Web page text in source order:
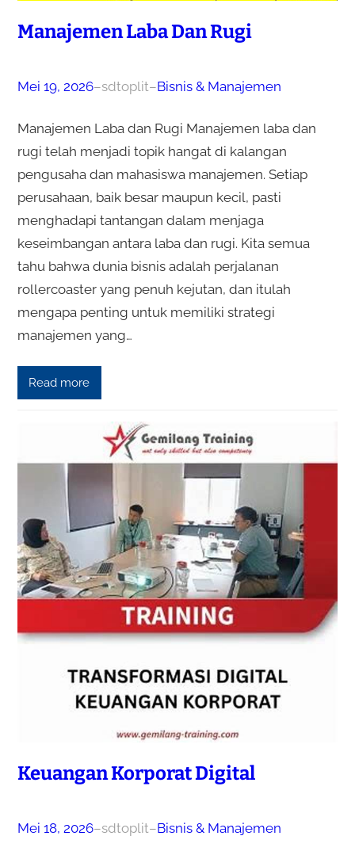
Manajemen Laba Dan Rugi
Mei 19, 2026–sdtoplit–Bisnis & Manajemen
Manajemen Laba dan Rugi Manajemen laba dan
rugi telah menjadi topik hangat di kalangan
pengusaha dan mahasiswa manajemen. Setiap
perusahaan, baik besar maupun kecil, pasti
menghadapi tantangan dalam menjaga
keseimbangan antara laba dan rugi. Kita semua
tahu bahwa dunia bisnis adalah perjalanan
rollercoaster yang penuh kejutan, dan itulah
mengapa penting untuk memiliki strategi
manajemen yang…
Read more
Keuangan Korporat Digital
Mei 18, 2026–sdtoplit–Bisnis & Manajemen